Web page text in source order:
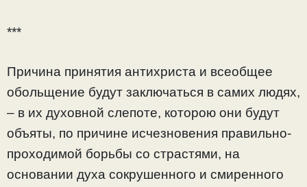
***
Причина принятия антихриста и всеобщее
обольщение будут заключаться в самих людях,
– в их духовной слепоте, которою они будут
объяты, по причине исчезновения правильно-
проходимой борьбы со страстями, на
основании духа сокрушенного и смиренного